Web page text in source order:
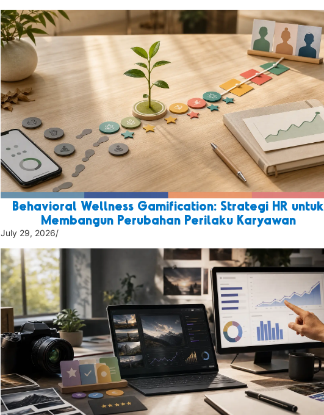
Behavioral Wellness Gamification: Strategi HR untuk
Membangun Perubahan Perilaku Karyawan
July 29, 2026/